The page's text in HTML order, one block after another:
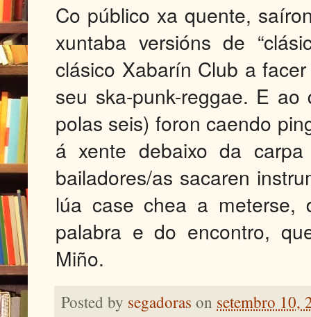
Co público xa quente,
xuntaba versións de
clásico Xabarín Club a
seu ska-punk-reggae. E
polas seis) foron caendo
á xente debaixo da
bailadores/as sacaren
lúa case chea a meterse,
palabra e do encontro,
Miño.
Posted by segadoras on setembro 10,